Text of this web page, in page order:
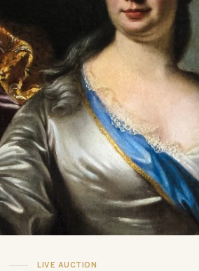
LIVE AUCTION